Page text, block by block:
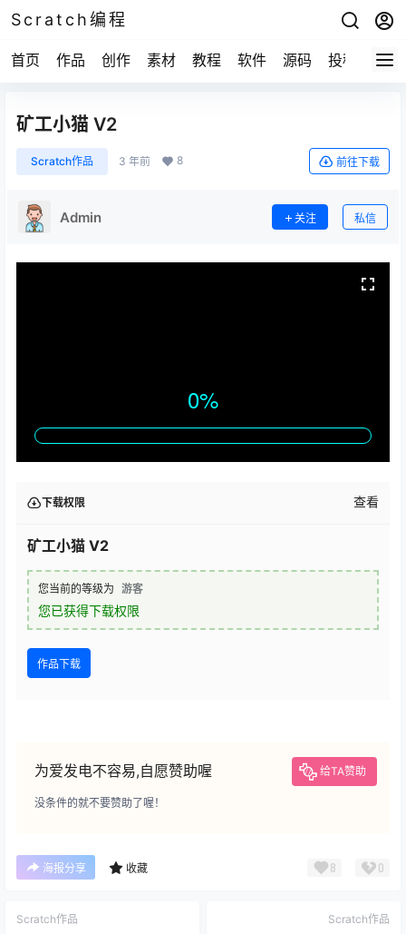
Scratch编程
首页 作品 创作 素材 教程 软件 源码 投稿 关于
矿工小猫 V2
Scratch作品 3 年前 8 前往下载
Admin 关注 私信
下载权限 查看
矿工小猫 V2
您当前的等级为 游客
您已获得下载权限
作品下载
为爱发电不容易,自愿赞助喔 给TA赞助
没条件的就不要赞助了喔！
海报分享 收藏 8 0
Scratch作品 Scratch作品